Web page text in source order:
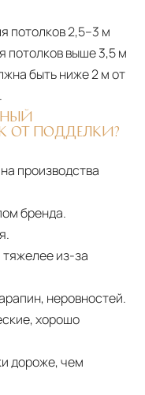
потолков 2,5–3 м
потолков выше 3,5 м
быть ниже 2 м от
ОТ ПОДДЕЛКИ?
производства
бренда.
из-за
неровностей.
хорошо
дороже, чем